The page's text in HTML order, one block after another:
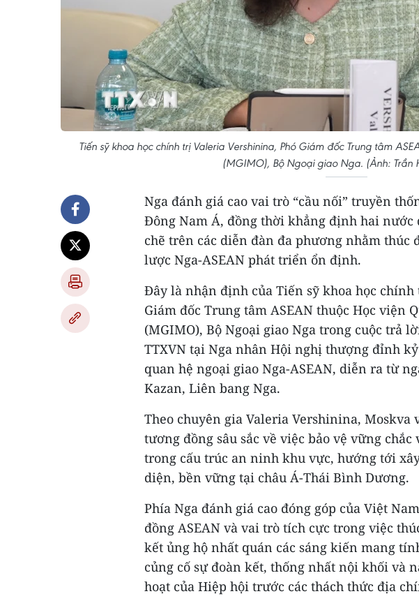
Tiến sỹ khoa học chính trị Valeria Vershinina, Phó Giám đốc Trung tâm
(MGIMO), Bộ Ngoại giao Nga. (Ảnh: Trần
Nga đánh giá cao vai trò “cầu nối” truyền
Đông Nam Á, đồng thời khẳng định hai nước
chẽ trên các diễn đàn đa phương nhằm thúc
lược Nga-ASEAN phát triển ổn định.
Đây là nhận định của Tiến sỹ khoa học
Giám đốc Trung tâm ASEAN thuộc Học viện
(MGIMO), Bộ Ngoại giao Nga trong cuộc trả
TTXVN tại Nga nhân Hội nghị thượng đỉnh
quan hệ ngoại giao Nga-ASEAN, diễn ra từ
Kazan, Liên bang Nga.
Theo chuyên gia Valeria Vershinina, Moskva
tương đồng sâu sắc về việc bảo vệ vững
trong cấu trúc an ninh khu vực, hướng tới
diện, bền vững tại châu Á-Thái Bình Dương.
Phía Nga đánh giá cao đóng góp của Việt
đồng ASEAN và vai trò tích cực trong việc
kết ủng hộ nhất quán các sáng kiến mang
củng cố sự đoàn kết, thống nhất nội khối và
hoạt của Hiệp hội trước các thách thức địa